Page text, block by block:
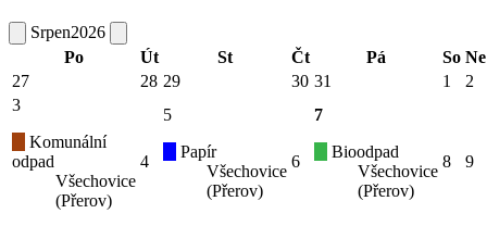
Srpen2026
Po
Út St Čt Pá So Ne
27
28 29 30 31 1
2
3
Komunální
odpad
Všechovice
(Přerov)
4
5
Papír
Všechovice
(Přerov)
6
7
Bioodpad
Všechovice
(Přerov)
8 9